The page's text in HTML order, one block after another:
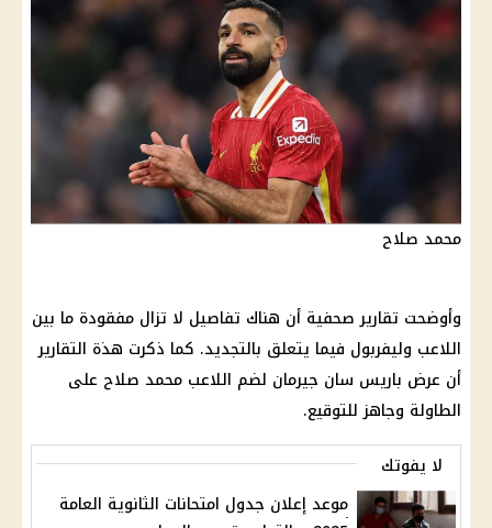
محمد صلاح
وأوضحت تقارير صحفية أن هناك تفاصيل لا تزال مفقودة ما بين
اللاعب وليفربول فيما يتعلق بالتجديد. كما ذكرت هذة التقارير
أن عرض باريس سان جيرمان لضم اللاعب محمد صلاح على
الطاولة وجاهز للتوقيع.
لا يفوتك
موعد إعلان جدول امتحانات الثانوية العامة